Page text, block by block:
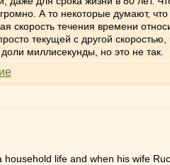
А то некоторые думают,
скорость течения времени
текущей с другой
миллисекунды, но это не так.
life and when his wife